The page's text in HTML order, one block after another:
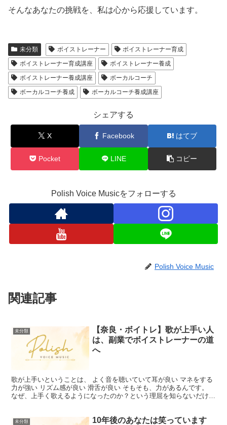
そんなあなたの挑戦を、私は心から応援しています。
未分類 ボイストレーナー
ボイストレーナー育成
ボイストレーナー育成講座
ボイストレーナー養成
ボイストレーナー養成講座
ボーカルコーチ
ボーカルコーチ養成
ボーカルコーチ養成講座
シェアする
X Facebook はてブ
Pocket LINE コピー
Polish Voice Musicをフォローする
Polish Voice Music
関連記事
未分類
【奈良・ボイトレ】歌が上手い人
は、副業でボイストレーナーの道
へ
歌が上手いということは、 よく音を聴いていて耳が良い マネをする
力が強い リズム感が良い 滑舌が良い そもそも、力があるんです。
なぜ、上手く歌えるようになったのか？という理屈を知らないだけ。
未分類
10年後のあなたは笑っています